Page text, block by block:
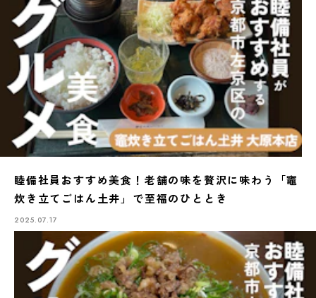
睦備社員おすすめ美食！老舗の味を贅沢に味わう「竈
炊き立てごはん土井」で至福のひととき
2025.07.17